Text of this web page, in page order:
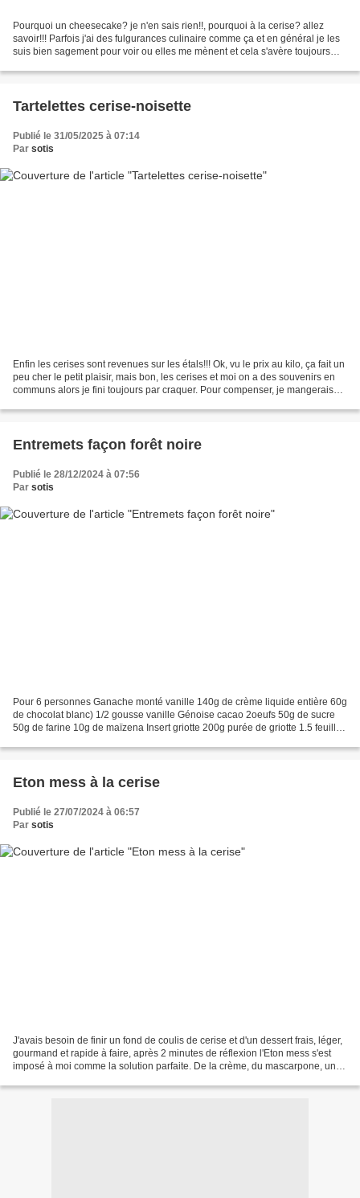
Pourquoi un cheesecake? je n'en sais rien!!, pourquoi à la cerise? allez
savoir!!! Parfois j'ai des fulgurances culinaire comme ça et en général je les
suis bien sagement pour voir ou elles me mènent et cela s'avère toujours
Tartelettes cerise-noisette
Publié le 31/05/2025 à 07:14
Par sotis
Enfin les cerises sont revenues sur les étals!!! Ok, vu le prix au kilo, ça fait un
peu cher le petit plaisir, mais bon, les cerises et moi on a des souvenirs en
communs alors je fini toujours par craquer. Pour compenser, je mangerais
Entremets façon forêt noire
Publié le 28/12/2024 à 07:56
Par sotis
Pour 6 personnes Ganache monté vanille 140g de crème liquide entière 60g
de chocolat blanc) 1/2 gousse vanille Génoise cacao 2oeufs 50g de sucre
50g de farine 10g de maïzena Insert griotte 200g purée de griotte 1.5 feuilles
Eton mess à la cerise
Publié le 27/07/2024 à 06:57
Par sotis
J'avais besoin de finir un fond de coulis de cerise et d'un dessert frais, léger,
gourmand et rapide à faire, après 2 minutes de réflexion l'Eton mess s'est
imposé à moi comme la solution parfaite. De la crème, du mascarpone, un